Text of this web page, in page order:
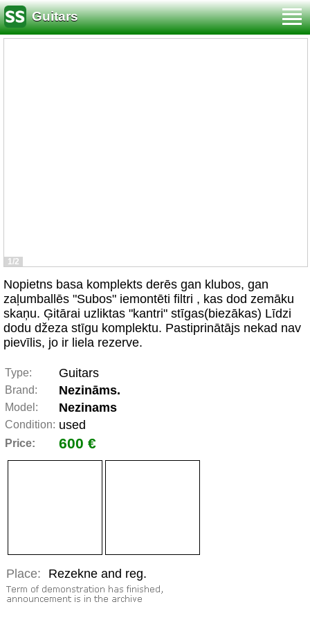
Guitars
1/2
Nopietns basa komplekts derēs gan klubos, gan
zaļumballēs "Subos" iemontēti filtri , kas dod zemāku
skaņu. Ģitārai uzliktas "kantri" stīgas(biezākas) Līdzi
dodu džeza stīgu komplektu. Pastiprinātājs nekad nav
pievīlis, jo ir liela rezerve.
Type: Guitars
Brand: Nezināms.
Model: Nezinams
Condition: used
Price: 600 €
Place: Rezekne and reg.